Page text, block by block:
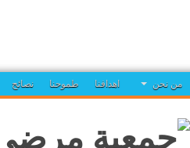
من نحن اهدافنا طموحنا نصائح